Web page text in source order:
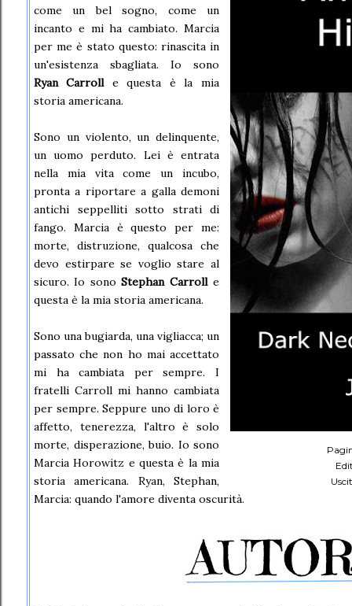
come un bel sogno, come un
incanto e mi ha cambiato. Marcia
per me è stato questo: rinascita in
un'esistenza sbagliata. Io sono
Ryan Carrolle questa è la mia
storia americana.
Sono un violento, un delinquente,
un uomo perduto. Lei è entrata
nella mia vita come un incubo,
pronta a riportare a galla demoni
antichi seppelliti sotto strati di
fango. Marcia è questo per me:
morte, distruzione, qualcosa che
devo estirpare se voglio stare al
sicuro. Io sono Stephan Carroll e
questa è la mia storia americana.
Sono una bugiarda, una vigliacca; un
passato che non ho mai accettato
mi ha cambiata per sempre. I
fratelli Carroll mi hanno cambiata
per sempre. Seppure uno di loro è
affetto, tenerezza, l'altro è solo
morte, disperazione, buio. Io sono
Marcia Horowitz e questa è la mia
storia americana. Ryan, Stephan,
Marcia: quando l'amore diventa oscurità.